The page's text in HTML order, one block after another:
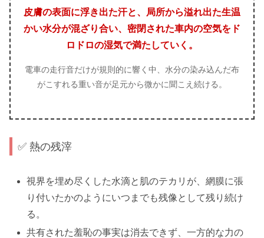
皮膚の表面に浮き出た汗と、局所から溢れ出た生温
かい水分が混ざり合い、密閉された車内の空気をド
ロドロの湿気で満たしていく。
電車の走行音だけが規則的に響く中、水分の染み込んだ布
がこすれる重い音が足元から微かに聞こえ続ける。
✅ 熱の残滓
視界を埋め尽くした水滴と肌のテカリが、網膜に張
り付いたかのようにいつまでも残像として残り続け
る。
共有された羞恥の事実は消去できず、一方的な力の